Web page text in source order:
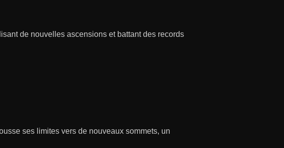
de nouvelles ascensions et battant des records
ses limites vers de nouveaux sommets, un